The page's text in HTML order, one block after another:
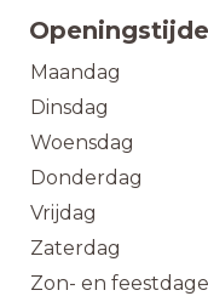
Maandag
Dinsdag
Woensdag
Donderdag
Vrijdag
Zaterdag
Zon- en